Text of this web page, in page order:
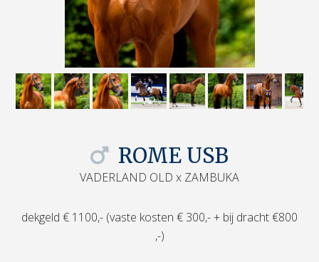
ROME USB
VADERLAND OLD x ZAMBUKA
dekgeld € 1100,- (vaste kosten € 300,- + bij dracht €800
,-)